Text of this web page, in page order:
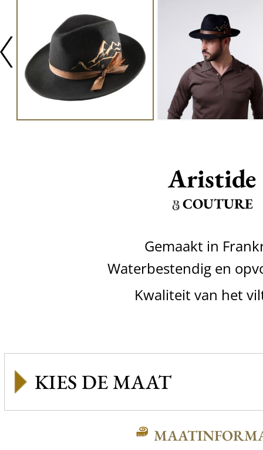
Aristide
COUTURE
Gemaakt in
Waterbestendig en
Kwaliteit van het